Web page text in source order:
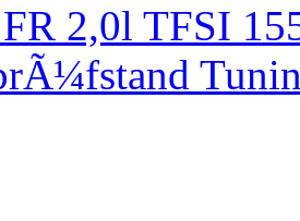
FR 2,0l TFSI